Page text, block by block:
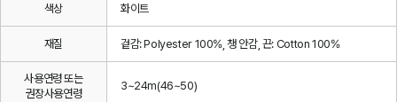
색상 화이트
재질 겉감: Polyester 100%, 챙 안감, 끈: Cotton 100%
사용연령 또는
권장사용연령
3~24m(46~50)